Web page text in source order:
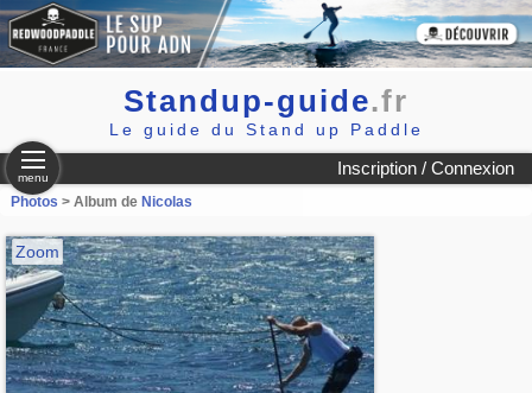
Standup-guide.fr
Le guide du Stand up Paddle
Inscription / Connexion
menu
Photos > Album de Nicolas
Zoom